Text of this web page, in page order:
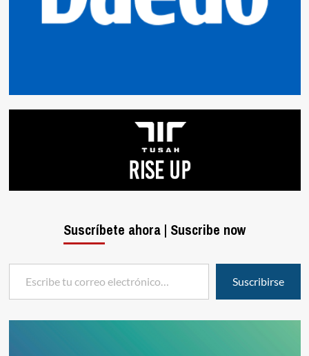
Suscríbete ahora | Suscribe now
Escribe tu correo electrónico…
Suscribirse